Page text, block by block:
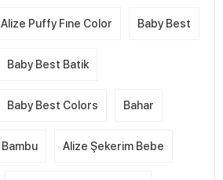
Alize Puffy Fıne Color Baby Best
Baby Best Batik
Baby Best Colors Bahar
Bambu Alize Şekerim Bebe